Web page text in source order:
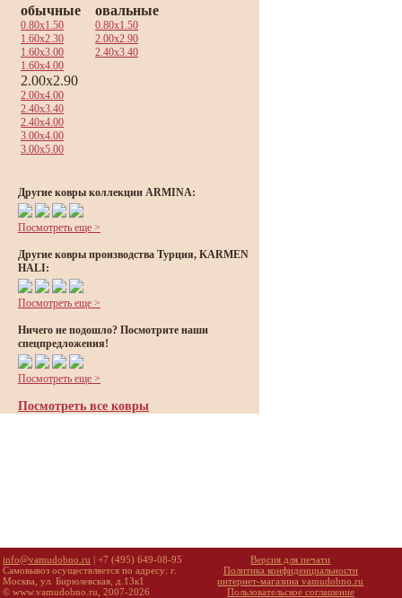
обычные
0.80x1.50
1.60x2.30
1.60x3.00
1.60x4.00
2.00x2.90
2.00x4.00
2.40x3.40
2.40x4.00
3.00x4.00
3.00x5.00
овальные
0.80x1.50
2.00x2.90
2.40x3.40
Другие ковры коллекции ARMINA:
Посмотреть еще >
Другие ковры производства Турция, KARMEN
HALI:
Посмотреть еще >
Ничего не подошло? Посмотрите наши
спецпредложения!
Посмотреть еще >
Посмотреть все ковры
info@vamudobno.ru | +7 (495) 649-08-95
Самовывоз осуществляется по адресу: г.
Москва, ул. Бирюлевская, д.13к1
© www.vamudobno.ru, 2007-2026
Версия для печати
Политика конфиденциальности
интернет-магазина vamudobno.ru
Пользовательское соглашение